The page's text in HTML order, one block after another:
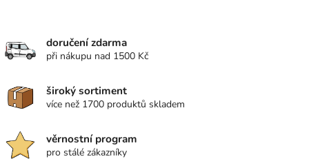
doručení zdarma
při nákupu nad 1500 Kč
široký sortiment
více než 1700 produktů skladem
věrnostní program
pro stálé zákazníky